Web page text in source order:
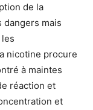
de la
dangers mais
nicotine procure
à maintes
réaction et
et